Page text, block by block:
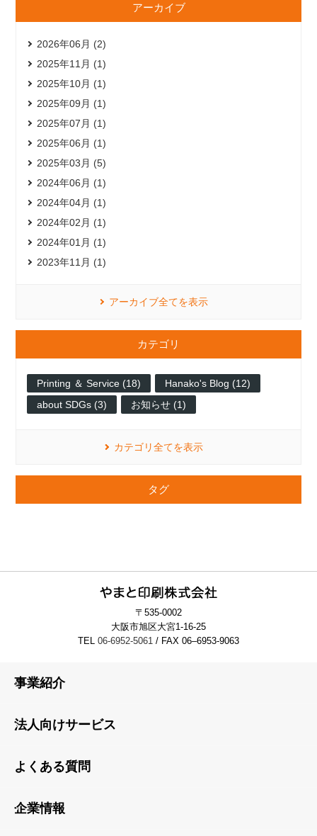
アーカイブ
2026年06月 (2)
2025年11月 (1)
2025年10月 (1)
2025年09月 (1)
2025年07月 (1)
2025年06月 (1)
2025年03月 (5)
2024年06月 (1)
2024年04月 (1)
2024年02月 (1)
2024年01月 (1)
2023年11月 (1)
アーカイブ全てを表示
カテゴリ
Printing ＆ Service (18)
Hanako's Blog (12)
about SDGs (3)
お知らせ (1)
カテゴリ全てを表示
タグ
〒535-0002
大阪市旭区大宮1-16-25
TEL 06-6952-5061 / FAX 06–6953-9063
事業紹介
法人向けサービス
よくある質問
企業情報